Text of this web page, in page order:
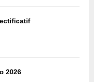
2026